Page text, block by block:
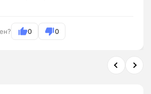
0 0